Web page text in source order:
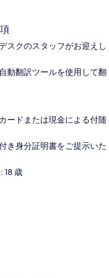
スクのスタッフがお迎えし
動翻訳ツールを使用して翻
ードまたは現金による付随
き身分証明書をご提示いた
18 歳